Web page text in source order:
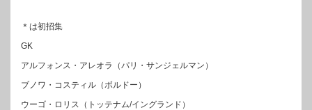
＊は初招集
GK
アルフォンス・アレオラ（パリ・サンジェルマン）
ブノワ・コスティル（ボルドー）
ウーゴ・ロリス（トッテナム/イングランド）